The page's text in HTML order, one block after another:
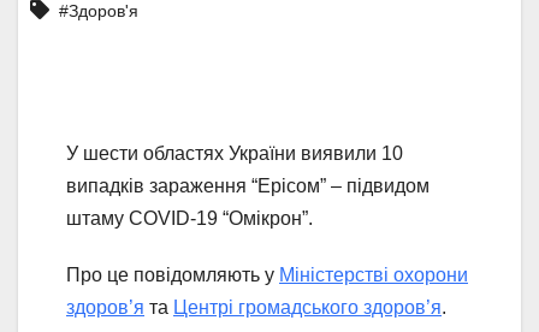
#Здоров'я
У шести областях України виявили 10
випадків зараження “Ерісом” – підвидом
штаму COVID-19 “Омікрон”.
Про це повідомляють у Міністерстві охорони
здоров’я та Центрі громадського здоров’я.